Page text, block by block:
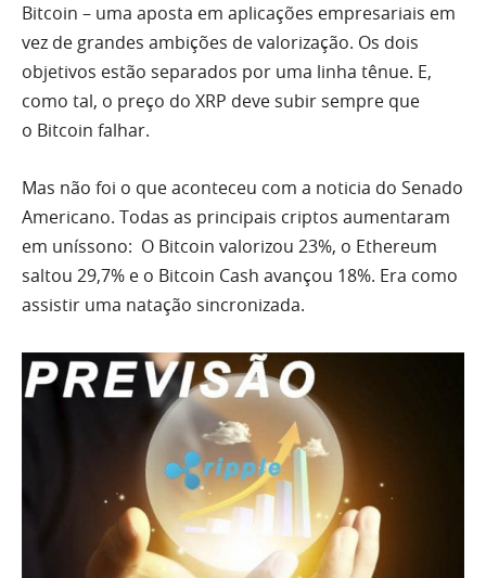
Bitcoin – uma aposta em aplicações empresariais em
vez de grandes ambições de valorização. Os dois
objetivos estão separados por uma linha tênue. E,
como tal, o preço do XRP deve subir sempre que
o Bitcoin falhar.
Mas não foi o que aconteceu com a noticia do Senado
Americano. Todas as principais criptos aumentaram
em uníssono: O Bitcoin valorizou 23%, o Ethereum
saltou 29,7% e o Bitcoin Cash avançou 18%. Era como
assistir uma natação sincronizada.